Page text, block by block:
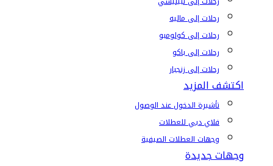
رحلات إلى ماليه
رحلات إلى كولومبو
رحلات إلى باكو
رحلات إلى زنجبار
اكتشف المزيد
تأشيرة الدخول عند الوصول
فلاي دبي للعطلات
وجهات العطلات الصيفية
وجهات جديدة